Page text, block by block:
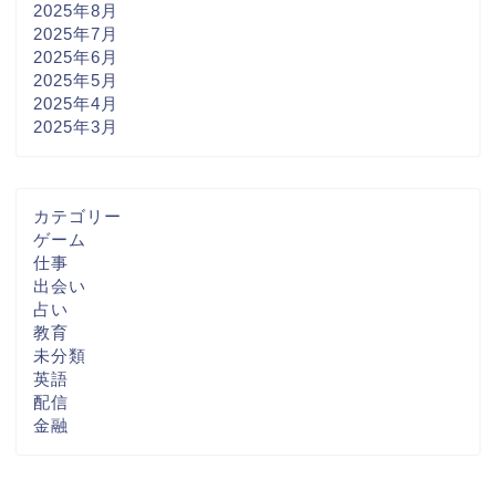
2025年8月
2025年7月
2025年6月
2025年5月
2025年4月
2025年3月
カテゴリー
ゲーム
仕事
出会い
占い
教育
未分類
英語
配信
金融